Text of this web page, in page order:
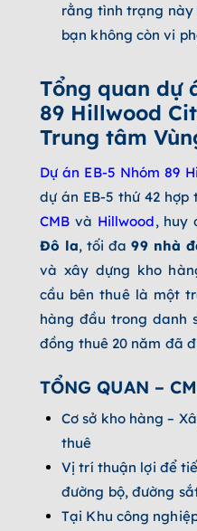
rằng tình trạng
bạn không còn vi
Tổng quan dự
89 Hillwood
Trung tâm
Dự án EB-5 Nhóm 89
dự án EB-5 thứ 42 hợp
CMB và Hillwood, huy
Đô la, tối đa99 nhà
và xây dựng kho
cầu bên thuê là một
hàng đầu trong danh
đồng thuê 20 năm đã
TỔNG QUAN –
Cơ sở kho hàng –
thuê
Vị trí thuận lợi để
đường bộ, đường
Tại Khu công